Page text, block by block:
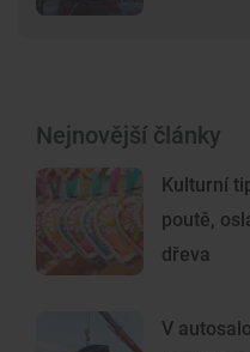
Nejnovější články
Kulturní
poutě,
dřeva
V